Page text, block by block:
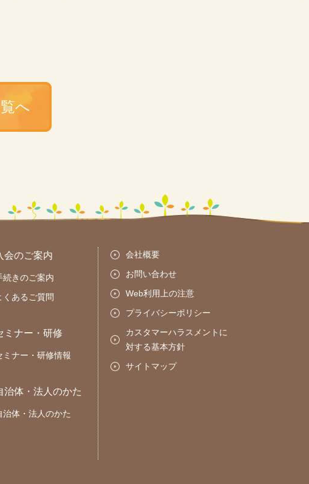
へ
会のご案内
続きのご案内
くあるご質問
ミナー・研修
ミナー・研修情報
治体・法人のかた
治体・法人のかた
会社概要
お問い合わせ
Web利用上の注意
プライバシーポリシー
カスタマーハラスメントに
対する基本方針
サイトマップ